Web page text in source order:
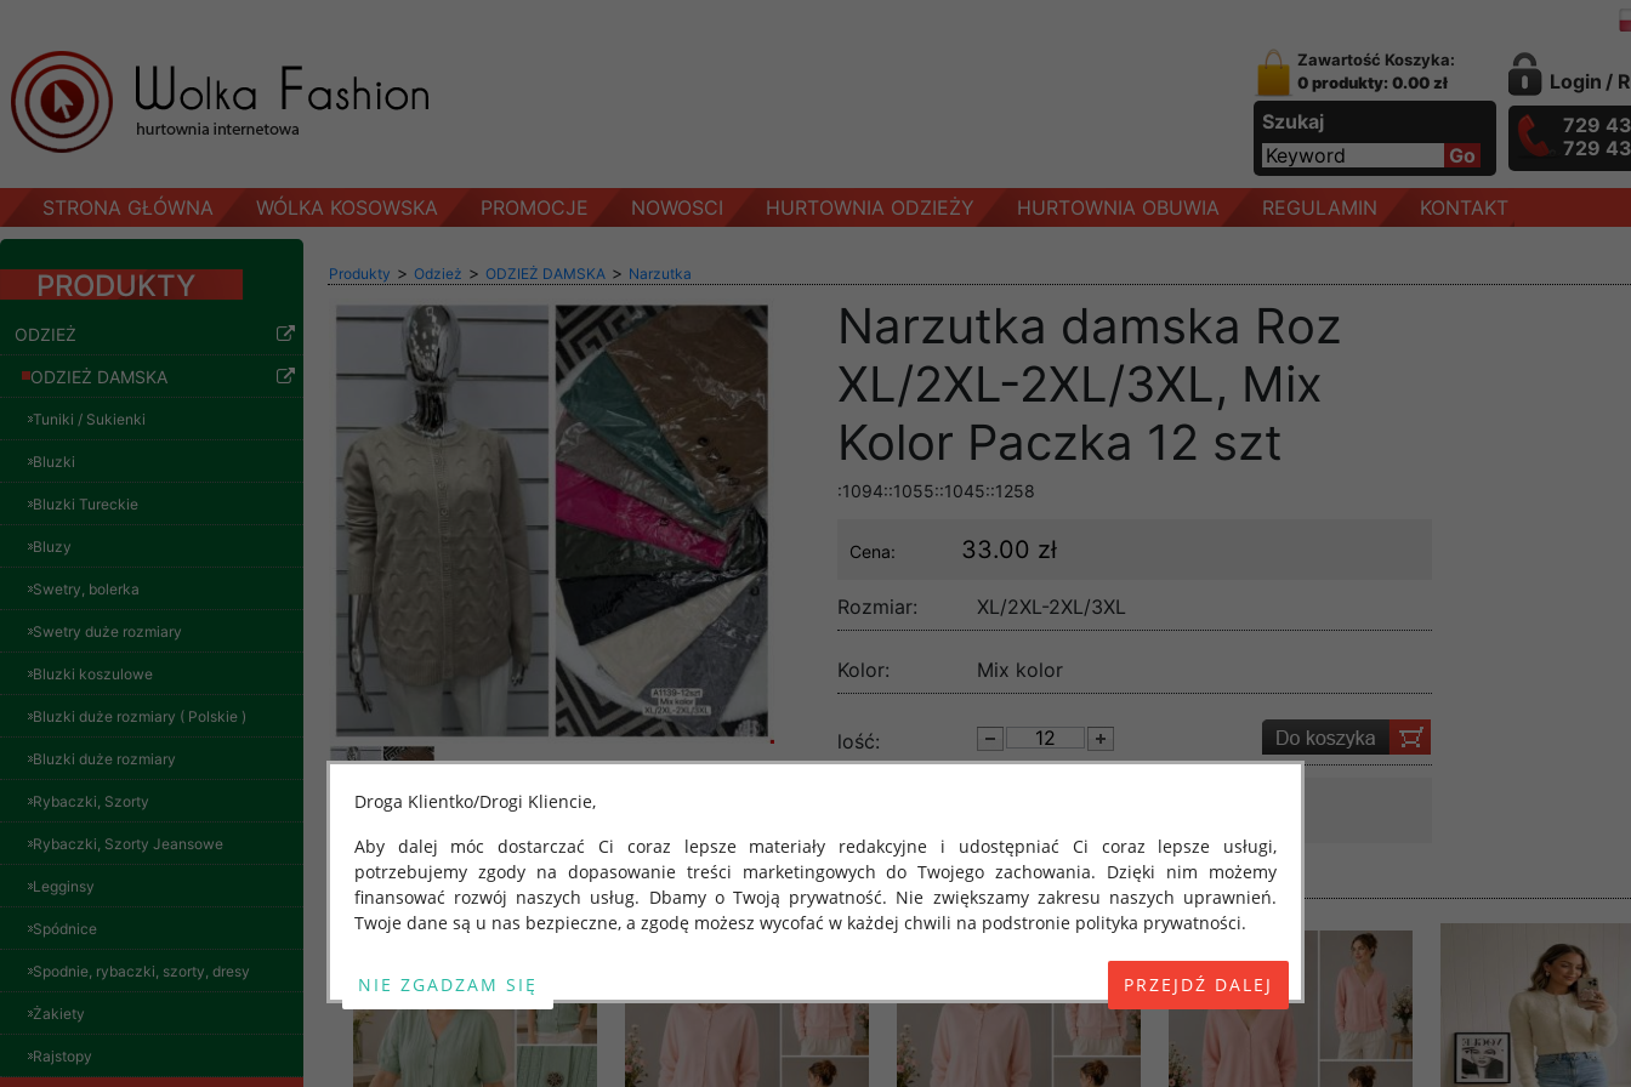
Zawartość Koszyka:
0 produkty: 0.00 zł
Szukaj
Login /
729
729
STRONA GŁÓWNA WÓLKA KOSOWSKA PROMOCJE NOWOSCI HURTOWNIA ODZIEŻY HURTOWNIA OBUWIA REGULAMIN KONTAKT
PRODUKTY
ODZIEŻ
ODZIEŻ DAMSKA
Tuniki / Sukienki
Bluzki
Bluzki Tureckie
Bluzy
Swetry, bolerka
Swetry duże rozmiary
Bluzki koszulowe
Bluzki duże rozmiary ( Polskie )
Bluzki duże rozmiary
Rybaczki, Szorty
Rybaczki, Szorty Jeansowe
Legginsy
Spódnice
Spodnie, rybaczki, szorty, dresy
Żakiety
Rajstopy
Spodnie damskie
Produkty > Odzież > ODZIEŻ DAMSKA > Narzutka
Narzutka damska Roz
XL/2XL-2XL/3XL, Mix
Kolor Paczka 12 szt
:1094::1055::1045::1258
Cena: 33.00 zł
Rozmiar: XL/2XL-2XL/3XL
Kolor: Mix kolor
lość:
Inne produkty
Droga Klientko/Drogi Kliencie,
Aby dalej móc dostarczać Ci coraz lepsze materiały redakcyjne i udostępniać Ci coraz lepsze usługi,
potrzebujemy zgody na dopasowanie treści marketingowych do Twojego zachowania. Dzięki nim możemy
finansować rozwój naszych usług. Dbamy o Twoją prywatność. Nie zwiększamy zakresu naszych uprawnień.
Twoje dane są u nas bezpieczne, a zgodę możesz wycofać w każdej chwili na podstronie polityka prywatności.
Od 25 maja 2018 roku obowiązuje Rozporządzenie Parlamentu Europejskiego i Rady (UE) 2016/679 z dnia 27
kwietnia 2016 r. w sprawie ochrony osób fizycznych w związku z przetwarzaniem danych osobowych i w sprawie
swobodnego przepływu takich danych oraz uchylenia dyrektywy 95/46/WE (określane jako "RODO", "ORODO",
"GDPR" lub "Ogólne Rozporządzenie o Ochronie Danych"). W związku z tym chcielibyśmy poinformować Cię o
przetwarzaniu Twoich danych oraz zasadach, na jakich odbywa się to po dniu 25 maja 2018 roku. Poniżej